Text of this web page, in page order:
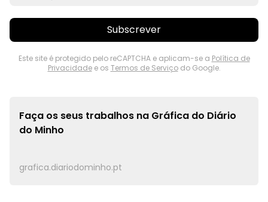
Subscrever
Este site é protegido pelo reCAPTCHA e aplicam-se a Política de
Privacidadee os Termos de Serviçodo Google.
Faça os seus trabalhos na Gráfica do Diário
do Minho
grafica.diariodominho.pt